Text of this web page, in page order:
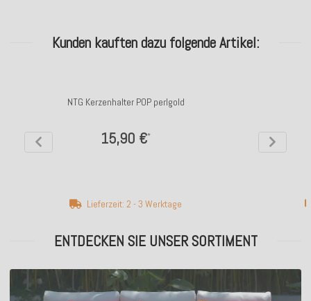
Kunden kauften dazu folgende Artikel:
NTG Kerzenhalter POP perlgold
15,90 €*
Lieferzeit: 2 - 3 Werktage
ENTDECKEN SIE UNSER SORTIMENT